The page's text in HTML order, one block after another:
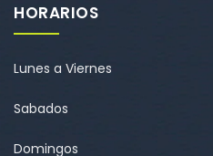
HORARIOS
Lunes a Viernes
Sabados
Domingos